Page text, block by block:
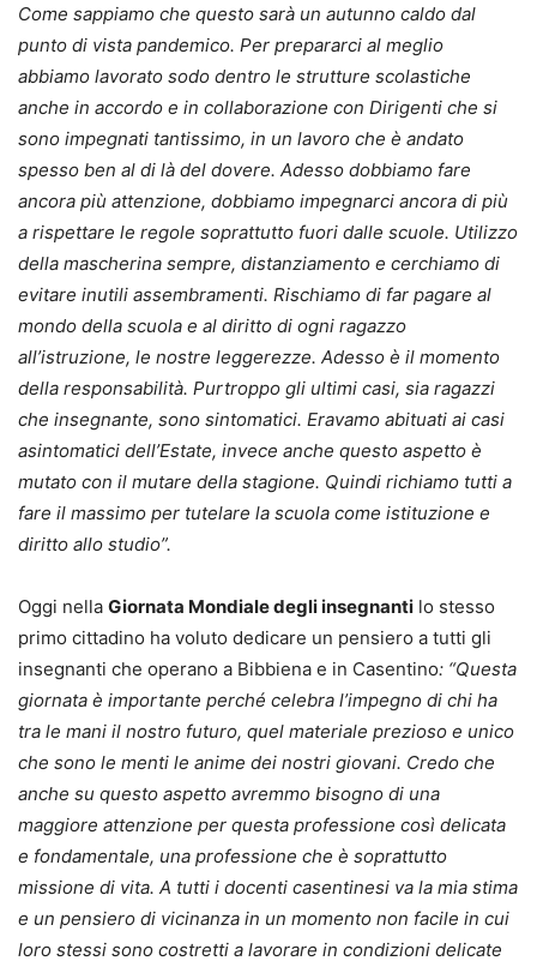
Come sappiamo che questo sarà un autunno caldo dal
punto di vista pandemico. Per prepararci al meglio
abbiamo lavorato sodo dentro le strutture scolastiche
anche in accordo e in collaborazione con Dirigenti che si
sono impegnati tantissimo, in un lavoro che è andato
spesso ben al di là del dovere. Adesso dobbiamo fare
ancora più attenzione, dobbiamo impegnarci ancora di più
a rispettare le regole soprattutto fuori dalle scuole. Utilizzo
della mascherina sempre, distanziamento e cerchiamo di
evitare inutili assembramenti. Rischiamo di far pagare al
mondo della scuola e al diritto di ogni ragazzo
all’istruzione, le nostre leggerezze. Adesso è il momento
della responsabilità. Purtroppo gli ultimi casi, sia ragazzi
che insegnante, sono sintomatici. Eravamo abituati ai casi
asintomatici dell’Estate, invece anche questo aspetto è
mutato con il mutare della stagione. Quindi richiamo tutti a
fare il massimo per tutelare la scuola come istituzione e
diritto allo studio”.
Oggi nella Giornata Mondiale degli insegnanti lo stesso
primo cittadino ha voluto dedicare un pensiero a tutti gli
insegnanti che operano a Bibbiena e in Casentino: “Questa
giornata è importante perché celebra l’impegno di chi ha
tra le mani il nostro futuro, quel materiale prezioso e unico
che sono le menti le anime dei nostri giovani. Credo che
anche su questo aspetto avremmo bisogno di una
maggiore attenzione per questa professione così delicata
e fondamentale, una professione che è soprattutto
missione di vita. A tutti i docenti casentinesi va la mia stima
e un pensiero di vicinanza in un momento non facile in cui
loro stessi sono costretti a lavorare in condizioni delicate